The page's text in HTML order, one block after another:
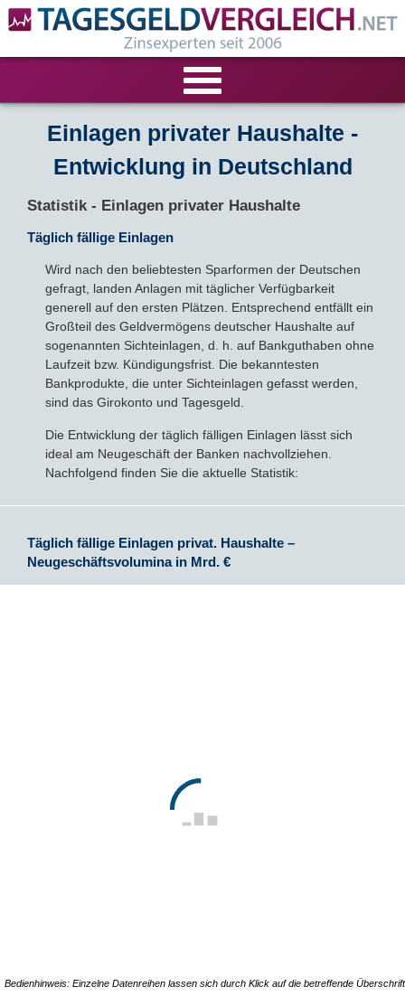
VERGLEICHE
Tagesgeld-Vergleich
Festgeld-Vergleich
Zinsvergleich
Tagesgeld mit Zinsgarantie
Nachhaltige Banken
RECHNER
Tagesgeldrechner
Festgeldrechner
LIVE-TESTS
Tagesgeld-Test
Festgeld-Test
Zinsbroker-Test
FIRMENANGEBOTE
Firmentagesgeld
Firmenfestgeld
Cash Management
ANLAGEALTERNATIVEN
Geldmarkt-ETFs
Sparbuch
Sparbriefe
Sparplan
Broker mit Zinsen
P2P-Kredite
RATGEBER
Ratgeber
Downloads
VERÖFFENTLICHUNGEN
Veröffentlichungen
Statistiken
ALLGEMEINES
Über uns
Datenschutz
Einlagen privater Haushalte -
Entwicklung in Deutschland
Statistik - Einlagen privater Haushalte
Täglich fällige Einlagen
Wird nach den beliebtesten Sparformen der Deutschen
gefragt, landen Anlagen mit täglicher Verfügbarkeit
generell auf den ersten Plätzen. Entsprechend entfällt ein
Großteil des Geldvermögens deutscher Haushalte auf
sogenannten Sichteinlagen, d. h. auf Bankguthaben ohne
Laufzeit bzw. Kündigungsfrist. Die bekanntesten
Bankprodukte, die unter Sichteinlagen gefasst werden,
sind das Girokonto und Tagesgeld.
Die Entwicklung der täglich fälligen Einlagen lässt sich
ideal am Neugeschäft der Banken nachvollziehen.
Nachfolgend finden Sie die aktuelle Statistik:
Täglich fällige Einlagen privat. Haushalte –
Neugeschäftsvolumina in Mrd. €
Bedienhinweis: Einzelne Datenreihen lassen sich durch Klick auf die betreffende Überschrift